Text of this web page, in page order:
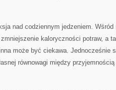
nad codziennym jedzeniem.
kaloryczności potraw, a
może być ciekawa. Jednocześnie
równowagi między